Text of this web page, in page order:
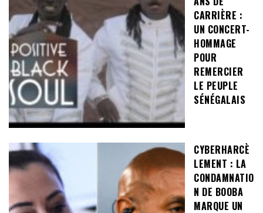
CARRIÈRE :
UN CONCERT-
HOMMAGE
POUR
REMERCIER
LE PEUPLE
SÉNÉGALAIS
CYBERHARCÈ
LEMENT : LA
CONDAMNATIO
N DE BOOBA
MARQUE UN